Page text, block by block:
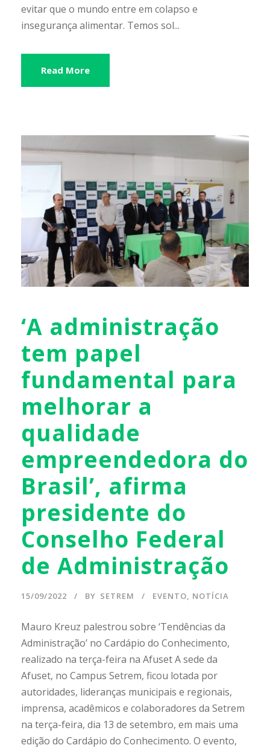
evitar que o mundo entre em colapso e
insegurança alimentar. Temos sol...
Read More
‘A administração
tem papel
fundamental para
melhorar a
qualidade
empreendedora do
Brasil’, afirma
presidente do
Conselho Federal
de Administração
15/09/2022 BY SETREM EVENTO, NOTÍCIA
Mauro Kreuz palestrou sobre ‘Tendências da
Administração’ no Cardápio do Conhecimento,
realizado na terça-feira na Afuset A sede da
Afuset, no Campus Setrem, ficou lotada por
autoridades, lideranças municipais e regionais,
imprensa, acadêmicos e colaboradores da Setrem
na terça-feira, dia 13 de setembro, em mais uma
edição do Cardápio do Conhecimento. O evento,